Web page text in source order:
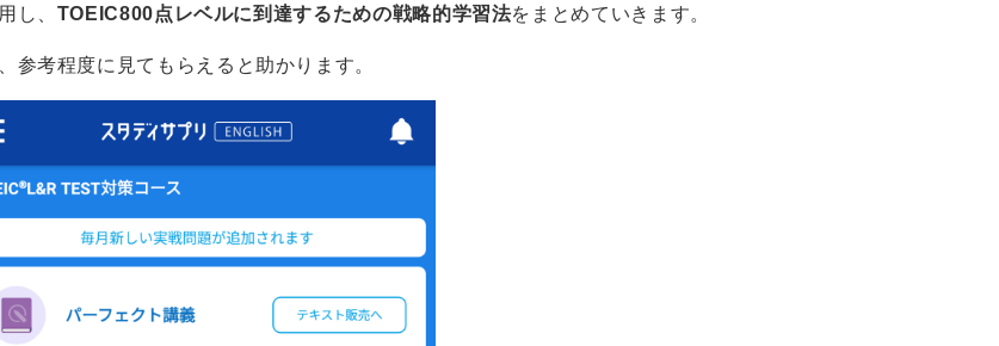
し、 TOEIC800点レベルに到達するための戦略的学習法をまとめていきます。
参考程度に見てもらえると助かります。